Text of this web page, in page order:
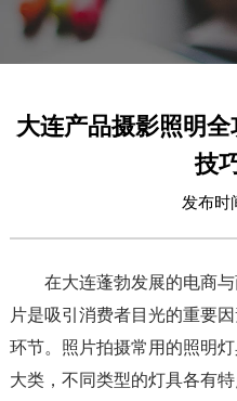
大连产品摄影照明
技
发布时
在大连蓬勃发展的电商与
片是吸引消费者目光的重要
环节。照片拍摄常用的照明
大类，不同类型的灯具各有